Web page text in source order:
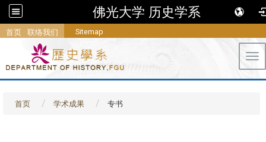
佛光大学 历史学系
首页 联络我们 Sitemap
首页 学术成果 专书